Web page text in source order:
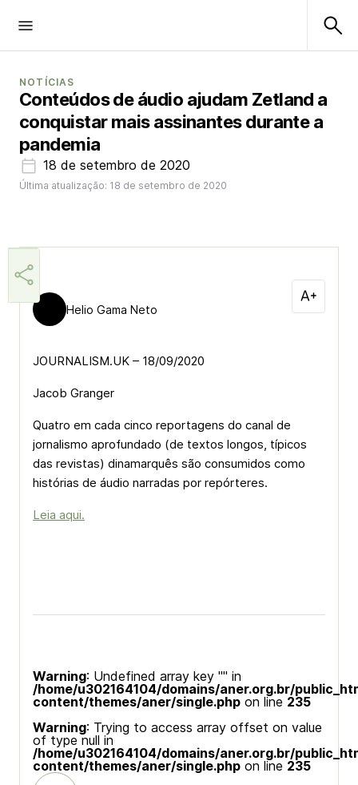
NOTÍCIAS
Conteúdos de áudio ajudam Zetland a
conquistar mais assinantes durante a
pandemia
18 de setembro de 2020
Última atualização: 18 de setembro de 2020
Helio Gama Neto
JOURNALISM.UK – 18/09/2020
Jacob Granger
Quatro em cada cinco reportagens do canal de
jornalismo aprofundado (de textos longos, típicos
das revistas) dinamarquês são consumidos como
histórias de áudio narradas por repórteres.
Leia aqui.
Warning: Undefined array key "" in
/home/u302164104/domains/aner.org.br/
content/themes/aner/single.php on line 235
Warning: Trying to access array offset on value
of type null in
/home/u302164104/domains/aner.org.br/
content/themes/aner/single.php on line 235